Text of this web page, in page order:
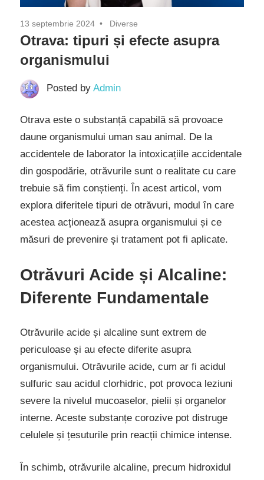
13 septembrie 2024 Diverse
Otrava: tipuri și efecte asupra
organismului
Posted by Admin
Otrava este o substanță capabilă să provoace
daune organismului uman sau animal. De la
accidentele de laborator la intoxicațiile accidentale
din gospodărie, otrăvurile sunt o realitate cu care
trebuie să fim conștienți. În acest articol, vom
explora diferitele tipuri de otrăvuri, modul în care
acestea acționează asupra organismului și ce
măsuri de prevenire și tratament pot fi aplicate.
Otrăvuri Acide și Alcaline:
Diferente Fundamentale
Otrăvurile acide și alcaline sunt extrem de
periculoase și au efecte diferite asupra
organismului. Otrăvurile acide, cum ar fi acidul
sulfuric sau acidul clorhidric, pot provoca leziuni
severe la nivelul mucoaselor, pielii și organelor
interne. Aceste substanțe corozive pot distruge
celulele și țesuturile prin reacții chimice intense.
În schimb, otrăvurile alcaline, precum hidroxidul